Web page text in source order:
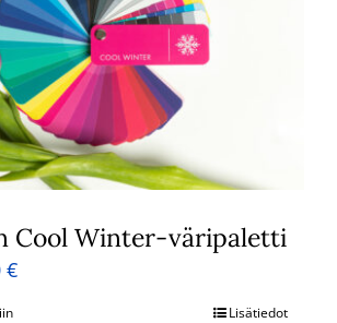
Cool Winter-väripaletti
€Nykyinen
Lisätiedot